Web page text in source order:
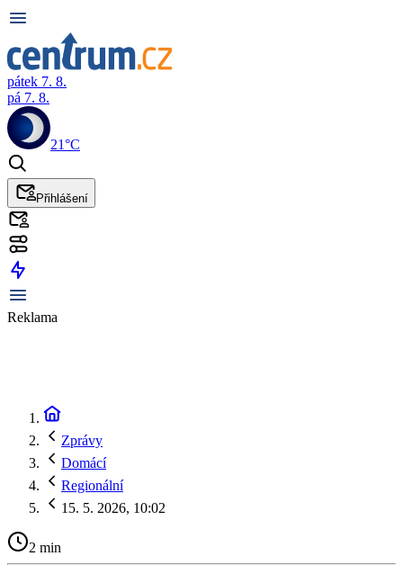
pátek 7. 8.
pá 7. 8.
21°C
Přihlášení
Reklama
Zprávy
Domácí
Regionální
15. 5. 2026, 10:02
2 min